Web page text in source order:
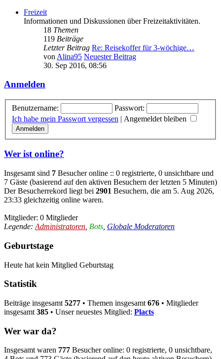
Freizeit
Informationen und Diskussionen über Freizeitaktivitäten.
18 Themen
119 Beiträge
Letzter Beitrag Re: Reisekoffer für 3-wöchige…
von Alina95 Neuester Beitrag
30. Sep 2016, 08:56
Anmelden
Benutzername:
Passwort:
Ich habe mein Passwort vergessen | Angemeldet bleiben
Wer ist online?
Insgesamt sind 7 Besucher online :: 0 registrierte, 0 unsichtbare und
7 Gäste (basierend auf den aktiven Besuchern der letzten 5 Minuten)
Der Besucherrekord liegt bei 2901 Besuchern, die am 5. Aug 2026,
23:33 gleichzeitig online waren.
Mitglieder: 0 Mitglieder
Legende: Administratoren Bots Globale Moderatoren
Geburtstage
Heute hat kein Mitglied Geburtstag
Statistik
Beiträge insgesamt 5277 • Themen insgesamt 676 • Mitglieder
insgesamt 385 • Unser neuestes Mitglied: Placts
Wer war da?
Insgesamt waren 777 Besucher online: 0 registrierte, 0 unsichtbare,